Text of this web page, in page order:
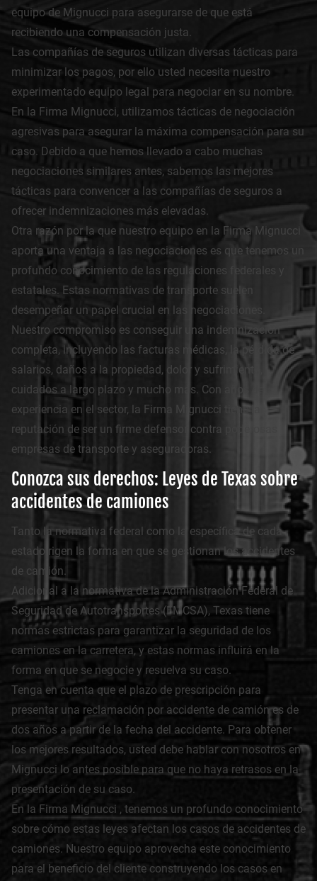
equipo de Mignucci para asegurarse de que está
recibiendo una compensación justa.
Las compañías de seguros utilizan diversas tácticas para
minimizar los pagos, por ello usted necesita nuestro
experimentado equipo legal para negociar en su nombre.
En la Firma Mignucci, utilizamos tácticas de negociación
agresivas para asegurar la máxima compensación para su
caso. Debido a que hemos llevado a cabo muchas
negociaciones similares antes, sabemos las mejores
tácticas para convencer a las compañías de seguros a
ofrecer indemnizaciones más elevadas.
Otra razón por la que nuestro equipo en la Firma Mignucci
aporta una ventaja a las negociaciones es que tenemos un
profundo conocimiento de las regulaciones federales y
estatales. Estas normativas de transporte suelen
desempeñar un papel crucial en las negociaciones.
Nuestro compromiso es conseguir una indemnización
completa, incluyendo las facturas médicas, la pérdida de
salarios, daños a la propiedad, dolor y sufrimiento,
cuidados a largo plazo y mucho más. Con años de
experiencia en el sector, la Firma Mignucci tiene la
reputación de ser un firme defensor contra poderosas
empresas de transporte y aseguradoras.
Conozca sus derechos: Leyes de Texas sobre
accidentes de camiones
Tanto la normativa federal como la específica de cada
estado rigen la forma en que se gestionan los accidentes
de camión.
Adicional a la normativa de la Administración Federal de
Seguridad de Autotransportes (FMCSA), Texas tiene
normas estrictas para garantizar la seguridad de los
camiones en la carretera, y estas normas influirá en la
forma en que se negocie y resuelva su caso.
Tenga en cuenta que el plazo de prescripción para
presentar una reclamación por accidente de camión es de
dos años a partir de la fecha del accidente. Para obtener
los mejores resultados, usted debe hablar con nosotros en
Mignucci lo antes posible para que no haya retrasos en la
presentación de su caso.
En la Firma Mignucci , tenemos un profundo conocimiento
sobre cómo estas leyes afectan los casos de accidentes de
camiones. Nuestro equipo aprovecha este conocimiento
para el beneficio del cliente construyendo los casos en